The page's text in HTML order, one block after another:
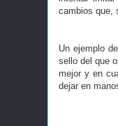
cambios que,
Un ejemplo
sello del que
mejor y en
dejar en